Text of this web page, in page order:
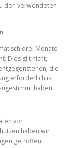
den verwendeten
drei Monate
Dies gilt nicht,
die
erforderlich ist
haben.
vor
haben wir
getroffen.